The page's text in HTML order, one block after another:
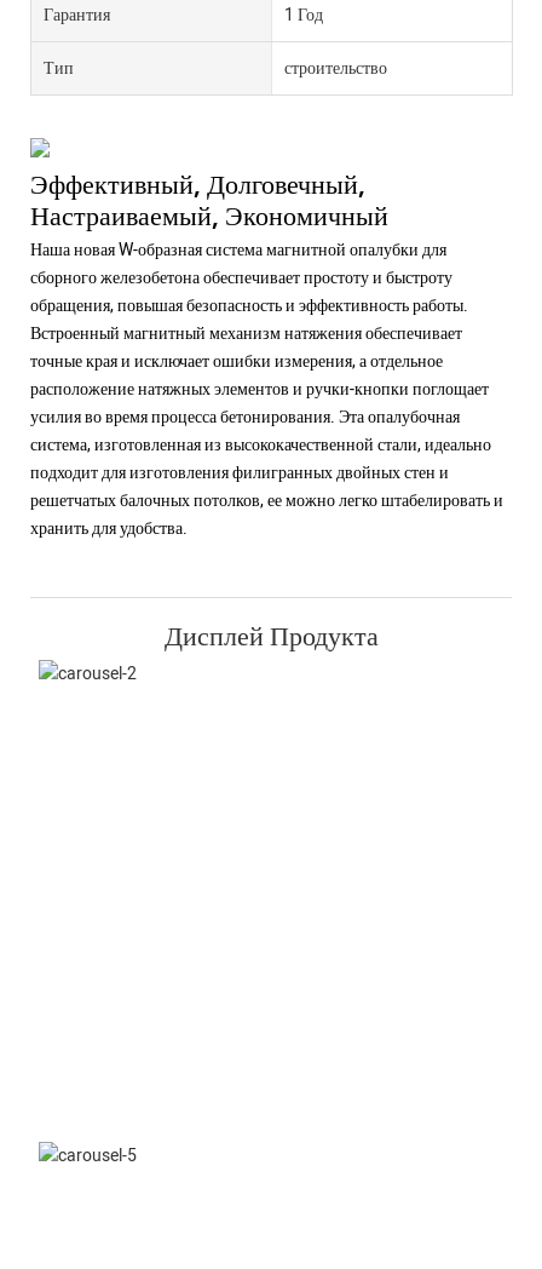
Гарантия 1 Год
Тип строительство
Эффективный, Долговечный,
Настраиваемый, Экономичный
Наша новая W-образная система магнитной опалубки для
сборного железобетона обеспечивает простоту и быстроту
обращения, повышая безопасность и эффективность работы.
Встроенный магнитный механизм натяжения обеспечивает
точные края и исключает ошибки измерения, а отдельное
расположение натяжных элементов и ручки-кнопки поглощает
усилия во время процесса бетонирования. Эта опалубочная
система, изготовленная из высококачественной стали, идеально
подходит для изготовления филигранных двойных стен и
решетчатых балочных потолков, ее можно легко штабелировать и
хранить для удобства.
Дисплей Продукта